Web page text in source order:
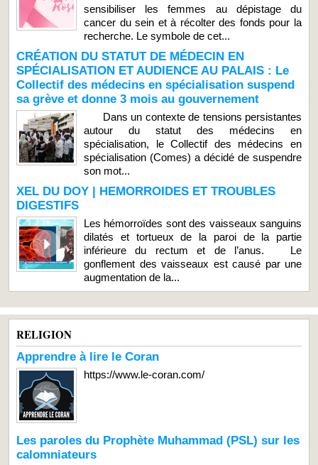
sensibiliser les femmes au dépistage du
cancer du sein et à récolter des fonds pour la
recherche. Le symbole de cet...
CRÉATION DU STATUT DE MÉDECIN EN
SPÉCIALISATION ET AUDIENCE AU PALAIS : Le
Collectif des médecins en spécialisation suspend
sa grève et donne 3 mois au gouvernement
Dans un contexte de tensions persistantes
autour du statut des médecins en
spécialisation, le Collectif des médecins en
spécialisation (Comes) a décidé de suspendre
son mot...
XEL DU DOY | HEMORROIDES ET TROUBLES
DIGESTIFS
Les hémorroïdes sont des vaisseaux sanguins
dilatés et tortueux de la paroi de la partie
inférieure du rectum et de l’anus. Le
gonflement des vaisseaux est causé par une
augmentation de la...
RELIGION
Apprendre à lire le Coran
https://www.le-coran.com/
Les paroles du Prophète Muhammad (PSL) sur les
calomniateurs